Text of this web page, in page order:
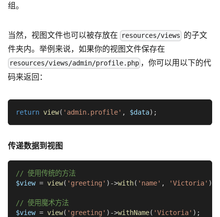
组。
当然，视图文件也可以被存放在 resources/views 的子文
件夹内。举例来说，如果你的视图文件保存在
resources/views/admin/profile.php ，你可以用以下的代
码来返回：
return view( 'admin.profile' , $data) ;
传递数据到视图
// 使用传统的方法
$view = view( 'greeting' ) ->with( 'name' , 'Victoria' )
// 使用魔术方法
$view = view( 'greeting' ) ->withName( 'Victoria' ) ;